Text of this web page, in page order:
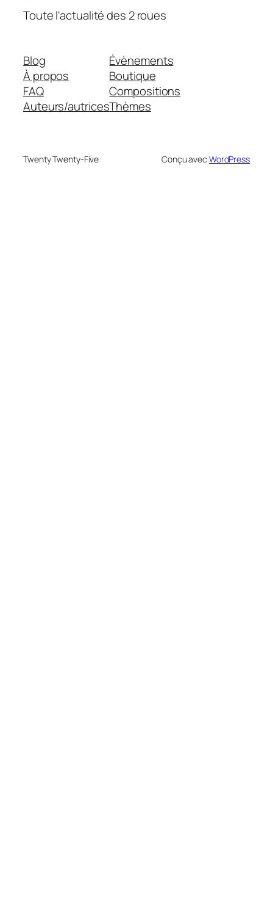
Toute l'actualité des 2 roues
Blog
À propos
FAQ
Auteurs/autrices
Évènements
Boutique
Compositions
Thèmes
Twenty Twenty-Five Conçu avec WordPress